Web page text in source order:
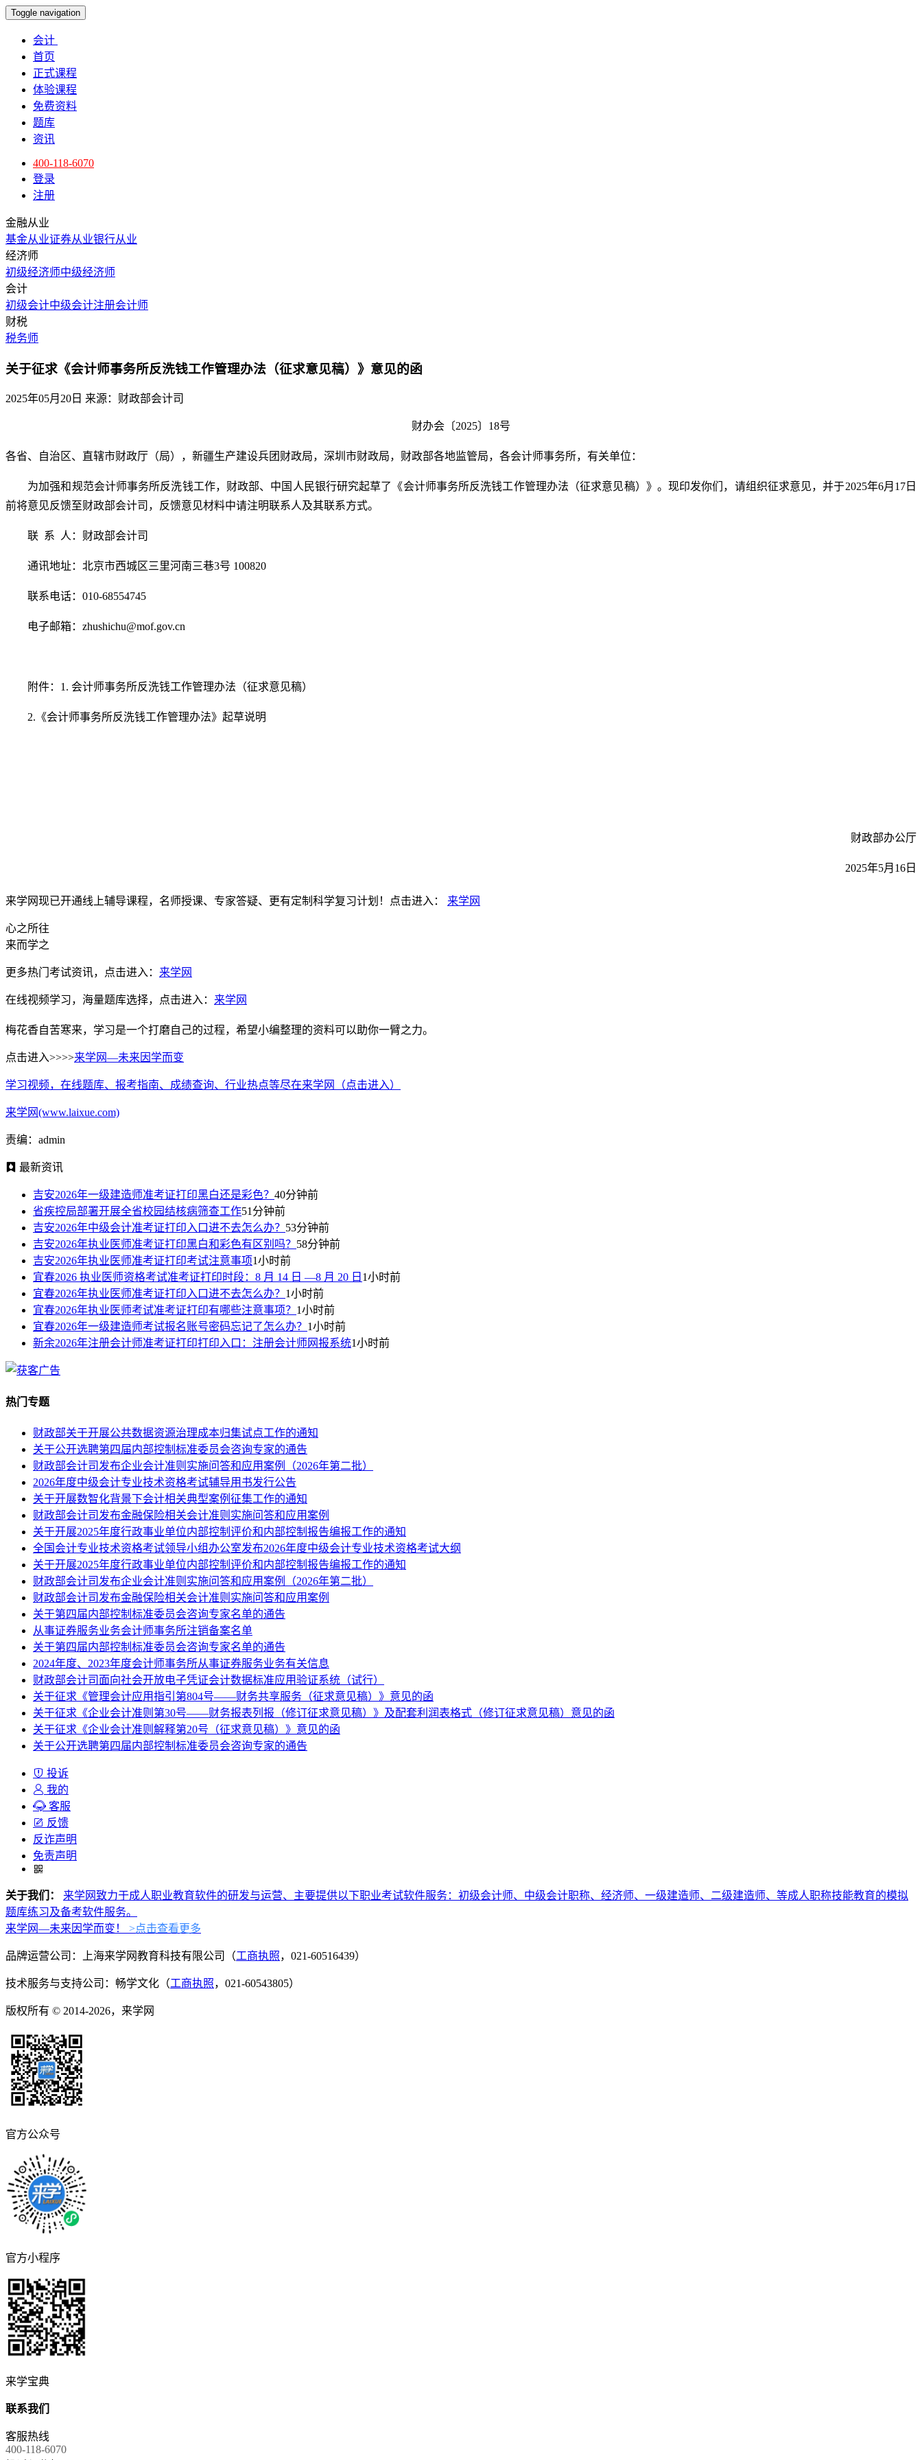
Toggle navigation
会计
首页
正式课程
体验课程
免费资料
题库
资讯
400-118-6070
登录
注册
金融从业
基金从业证券从业银行从业
经济师
初级经济师中级经济师
会计
初级会计中级会计注册会计师
财税
税务师
关于征求《会计师事务所反洗钱工作管理办法（征求意见稿）》意见的函
2025年05月20日 来源：财政部会计司
财办会〔2025〕18号
各省、自治区、直辖市财政厅（局），新疆生产建设兵团财政局，深圳市财政局，财政部各地监管局，各会计师事务所，有关单位：
为加强和规范会计师事务所反洗钱工作，财政部、中国人民银行研究起草了《会计师事务所反洗钱工作管理办法（征求意见稿）》。现印发你们，请组织征求意见，并于2025年6月17日
前将意见反馈至财政部会计司，反馈意见材料中请注明联系人及其联系方式。
联 系 人：财政部会计司
通讯地址：北京市西城区三里河南三巷3号 100820
联系电话：010-68554745
电子邮箱：zhushichu@mof.gov.cn
附件：1. 会计师事务所反洗钱工作管理办法（征求意见稿）
2.《会计师事务所反洗钱工作管理办法》起草说明
财政部办公厅
2025年5月16日
来学网现已开通线上辅导课程，名师授课、专家答疑、更有定制科学复习计划！点击进入： 来学网
心之所往
来而学之
更多热门考试资讯，点击进入： 来学网
在线视频学习，海量题库选择，点击进入： 来学网
梅花香自苦寒来，学习是一个打磨自己的过程，希望小编整理的资料可以助你一臂之力。
点击进入>>>>来学网—未来因学而变
学习视频，在线题库、报考指南、成绩查询、行业热点等尽在来学网（点击进入）
来学网(www.laixue.com)
责编：admin
最新资讯
吉安2026年一级建造师准考证打印黑白还是彩色？ 40分钟前
省疾控局部署开展全省校园结核病筛查工作51分钟前
吉安2026年中级会计准考证打印入口进不去怎么办？ 53分钟前
吉安2026年执业医师准考证打印黑白和彩色有区别吗？ 58分钟前
吉安2026年执业医师准考证打印考试注意事项1小时前
宜春2026 执业医师资格考试准考证打印时段：8 月 14 日 —8 月 20 日 1小时前
宜春2026年执业医师准考证打印入口进不去怎么办？ 1小时前
宜春2026年执业医师考试准考证打印有哪些注意事项？ 1小时前
宜春2026年一级建造师考试报名账号密码忘记了怎么办？ 1小时前
新余2026年注册会计师准考证打印打印入口：注册会计师网报系统1小时前
热门专题
财政部关于开展公共数据资源治理成本归集试点工作的通知
关于公开选聘第四届内部控制标准委员会咨询专家的通告
财政部会计司发布企业会计准则实施问答和应用案例（2026年第二批）
2026年度中级会计专业技术资格考试辅导用书发行公告
关于开展数智化背景下会计相关典型案例征集工作的通知
财政部会计司发布金融保险相关会计准则实施问答和应用案例
关于开展2025年度行政事业单位内部控制评价和内部控制报告编报工作的通知
全国会计专业技术资格考试领导小组办公室发布2026年度中级会计专业技术资格考试大纲
关于开展2025年度行政事业单位内部控制评价和内部控制报告编报工作的通知
财政部会计司发布企业会计准则实施问答和应用案例（2026年第二批）
财政部会计司发布金融保险相关会计准则实施问答和应用案例
关于第四届内部控制标准委员会咨询专家名单的通告
从事证券服务业务会计师事务所注销备案名单
关于第四届内部控制标准委员会咨询专家名单的通告
2024年度、2023年度会计师事务所从事证券服务业务有关信息
财政部会计司面向社会开放电子凭证会计数据标准应用验证系统（试行）
关于征求《管理会计应用指引第804号——财务共享服务（征求意见稿）》意见的函
关于征求《企业会计准则第30号——财务报表列报（修订征求意见稿）》及配套利润表格式（修订征求意见稿）意见的函
关于征求《企业会计准则解释第20号（征求意见稿）》意见的函
关于公开选聘第四届内部控制标准委员会咨询专家的通告
投诉
我的
客服
反馈
反诈声明
免责声明
关于我们：
来学网致力于成人职业教育软件的研发与运营、主要提供以下职业考试软件服务：初级会计师、中级会计职称、经济师、一级建造师、二级建造师、等成人职称技能教育的模拟
题库练习及备考软件服务。
来学网—未来因学而变！
>点击查看更多
品牌运营公司：上海来学网教育科技有限公司（工商执照，021-60516439）
技术服务与支持公司：畅学文化（工商执照，021-60543805）
版权所有 © 2014-2026，来学网
官方公众号
官方小程序
来学宝典
联系我们
客服热线
400-118-6070